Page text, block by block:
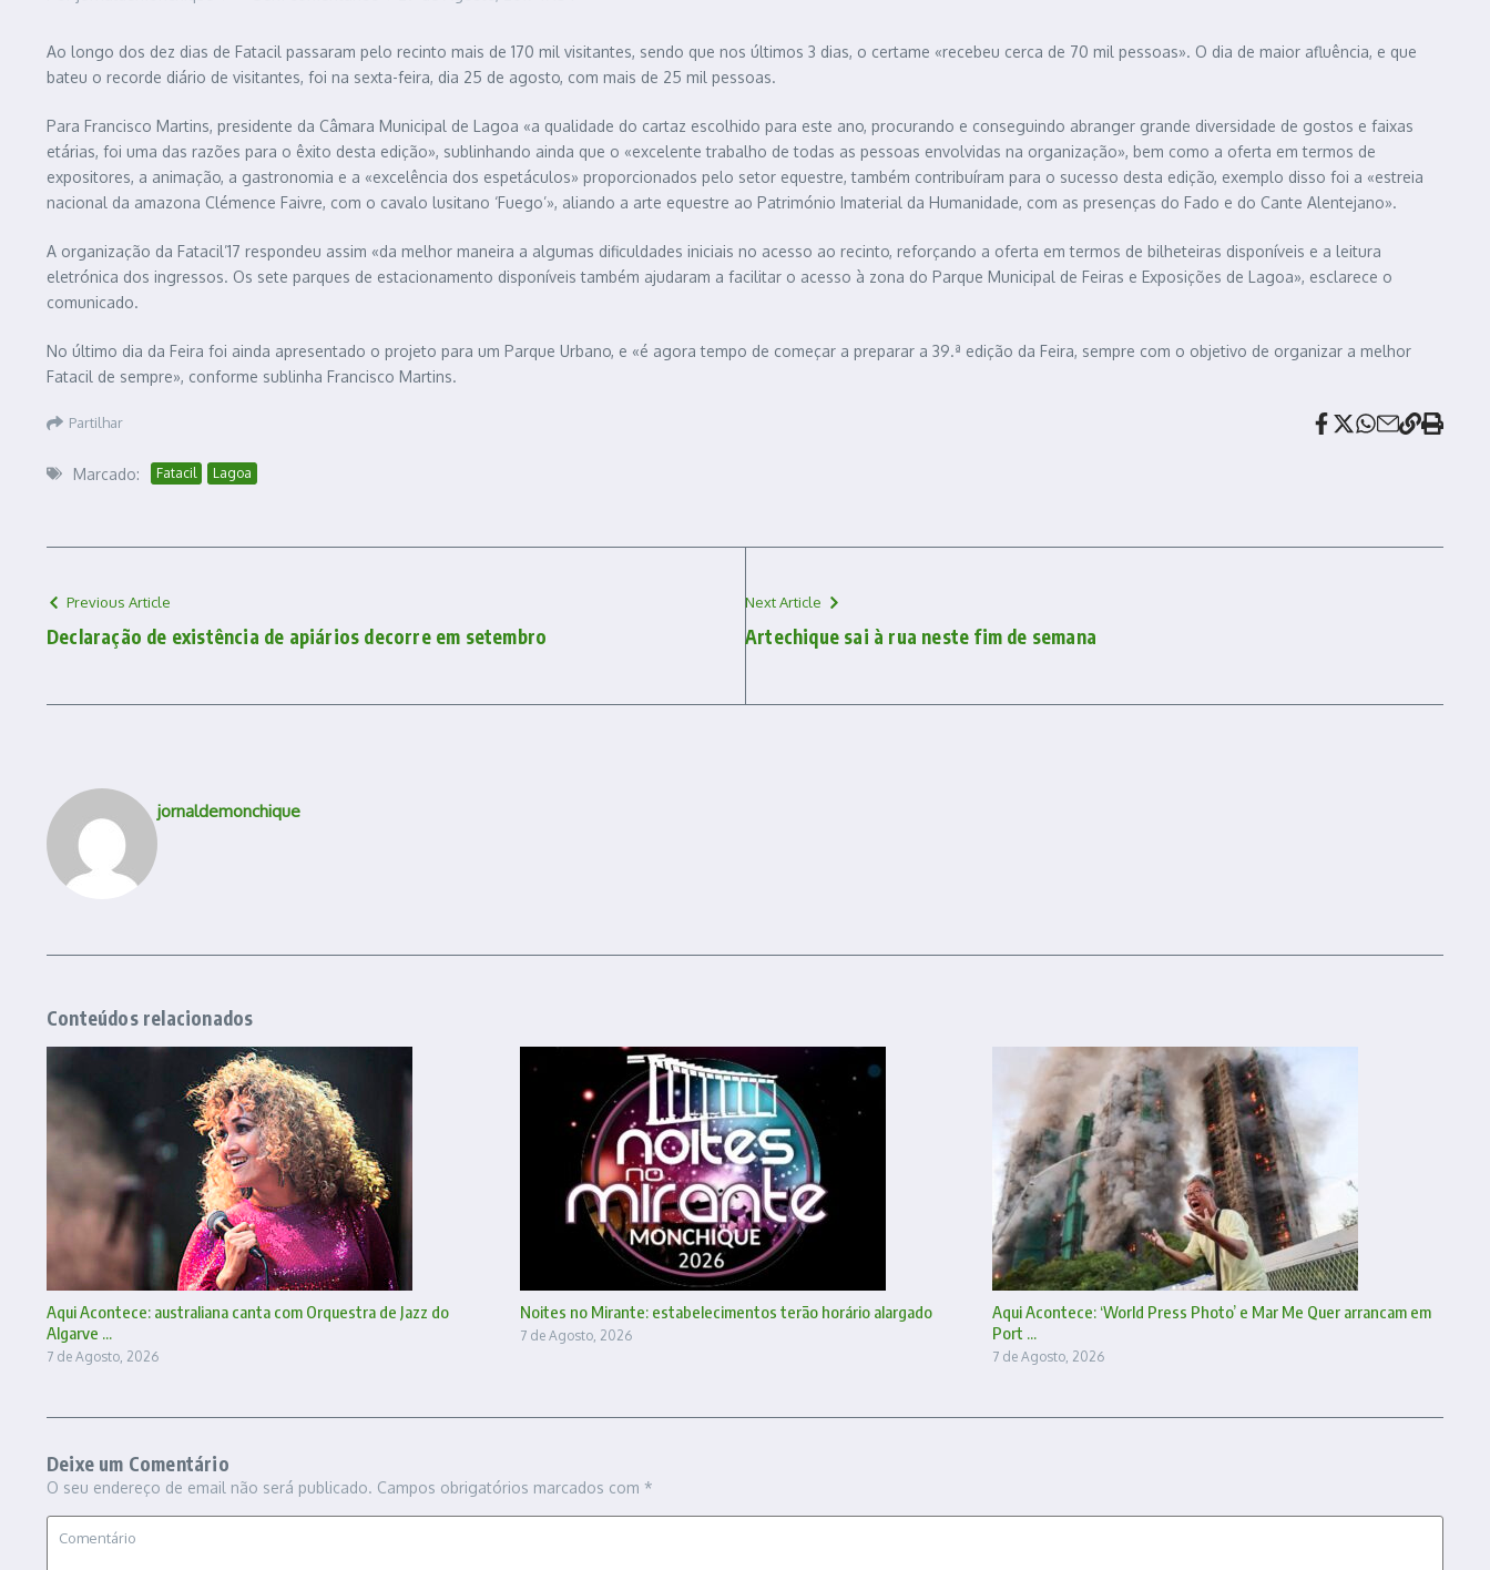
Ao longo dos dez dias de Fatacil passaram pelo recinto mais de 170 mil visitantes, sendo que nos últimos 3 dias, o certame «recebeu cerca de 70 mil pessoas». O dia de maior afluência, e que
bateu o recorde diário de visitantes, foi na sexta-feira, dia 25 de agosto, com mais de 25 mil pessoas.
Para Francisco Martins, presidente da Câmara Municipal de Lagoa «a qualidade do cartaz escolhido para este ano, procurando e conseguindo abranger grande diversidade de gostos e faixas
etárias, foi uma das razões para o êxito desta edição», sublinhando ainda que o «excelente trabalho de todas as pessoas envolvidas na organização», bem como a oferta em termos de
expositores, a animação, a gastronomia e a «excelência dos espetáculos» proporcionados pelo setor equestre, também contribuíram para o sucesso desta edição, exemplo disso foi a «estreia
nacional da amazona Clémence Faivre, com o cavalo lusitano ‘Fuego’», aliando a arte equestre ao Património Imaterial da Humanidade, com as presenças do Fado e do Cante Alentejano».
A organização da Fatacil’17 respondeu assim «da melhor maneira a algumas dificuldades iniciais no acesso ao recinto, reforçando a oferta em termos de bilheteiras disponíveis e a leitura
eletrónica dos ingressos. Os sete parques de estacionamento disponíveis também ajudaram a facilitar o acesso à zona do Parque Municipal de Feiras e Exposições de Lagoa», esclarece o
comunicado.
No último dia da Feira foi ainda apresentado o projeto para um Parque Urbano, e «é agora tempo de começar a preparar a 39.ª edição da Feira, sempre com o objetivo de organizar a melhor
Fatacil de sempre», conforme sublinha Francisco Martins.
Partilhar
Marcado: Fatacil Lagoa
Previous Article
Declaração de existência de apiários decorre em setembro
Next Article
Artechique sai à rua neste fim de semana
jornaldemonchique
Conteúdos relacionados
Aqui Acontece: australiana canta com Orquestra de Jazz do
Algarve ...
7 de Agosto, 2026
Noites no Mirante: estabelecimentos terão horário alargado
7 de Agosto, 2026
Aqui Acontece: ‘World Press Photo’ e Mar Me Quer arrancam em
Port ...
7 de Agosto, 2026
Deixe um Comentário
O seu endereço de email não será publicado. Campos obrigatórios marcados com *